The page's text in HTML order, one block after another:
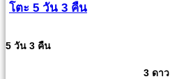
โตะ 5 วัน 3 คืน
5 วัน 3 คืน
3 ดาว